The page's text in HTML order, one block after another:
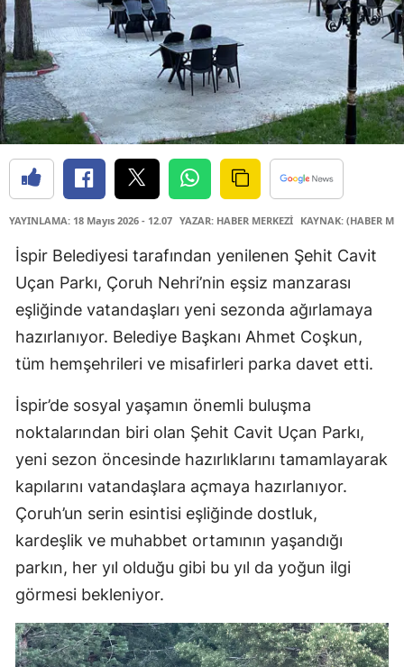
YAYINLAMA: 18 Mayıs 2026 - 12.07 YAZAR: HABER MERKEZİ KAYNAK: (HABER
İspir Belediyesi tarafından yenilenen Şehit Cavit
Uçan Parkı, Çoruh Nehri’nin eşsiz manzarası
eşliğinde vatandaşları yeni sezonda ağırlamaya
hazırlanıyor. Belediye Başkanı Ahmet Coşkun,
tüm hemşehrileri ve misafirleri parka davet etti.
İspir’de sosyal yaşamın önemli buluşma
noktalarından biri olan Şehit Cavit Uçan Parkı,
yeni sezon öncesinde hazırlıklarını tamamlayarak
kapılarını vatandaşlara açmaya hazırlanıyor.
Çoruh’un serin esintisi eşliğinde dostluk,
kardeşlik ve muhabbet ortamının yaşandığı
parkın, her yıl olduğu gibi bu yıl da yoğun ilgi
görmesi bekleniyor.